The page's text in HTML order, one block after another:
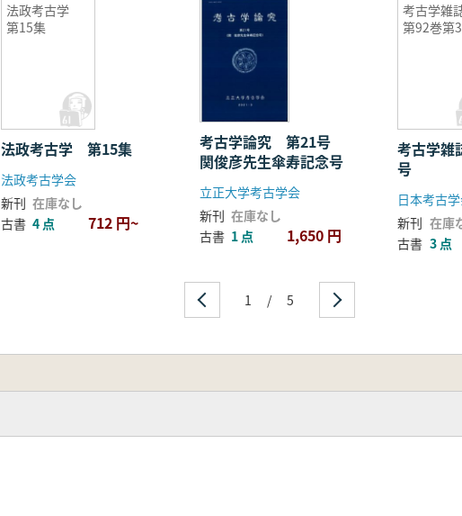
法政考古学
第15集
法政考古学 第15集
法政考古学会
新刊 在庫なし
古書 4 点 712 円~
考古学論究 第21号
関俊彦先生傘寿記念号
立正大学考古学会
新刊 在庫なし
古書 1 点 1,650 円
考古学雑
第92巻第
考古学
号
日本考古
新刊 在庫
古書 3 点
1 / 5